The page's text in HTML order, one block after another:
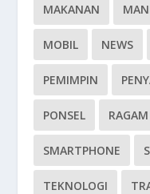
MAKANAN
MOBIL NEWS
PEMIMPIN
PONSEL RAGAM
SMARTPHONE
TEKNOLOGI